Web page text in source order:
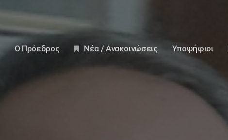
Ο Πρόεδρος Νέα / Ανακοινώσεις Υποψήφιοι